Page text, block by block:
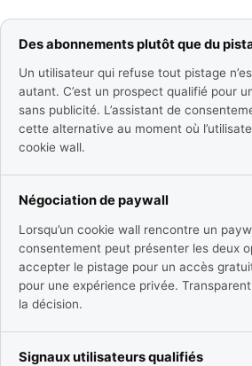
Des abonnements plutôt que du
Un utilisateur qui refuse tout pistage
autant. C’est un prospect qualifié pour
sans publicité. L’assistant de
cette alternative au moment où
cookie wall.
Négociation de paywall
Lorsqu’un cookie wall rencontre un
consentement peut présenter les deux
accepter le pistage pour un accès
pour une expérience privée.
la décision.
Signaux utilisateurs qualifiés